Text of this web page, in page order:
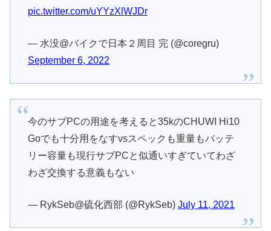
pic.twitter.com/uYYzXlWJDr
— 水没@バイクで日本２周目 完 (@coregru)
September 6, 2022
今のサブPCの用途を考えると35kのCHUWI Hi10
Goでも十分用をなすvsスペックも重量もバッテ
リー容量も現行サブPCと似通いすぎていてわざ
わざ交換する意義もない
— RykSeb@硫化西部 (@RykSeb) July 11, 2021